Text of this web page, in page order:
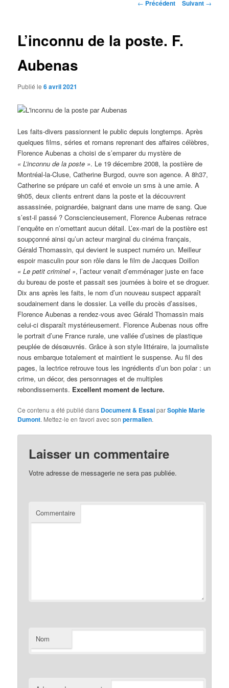
← Précédent Suivant →
L’inconnu de la poste. F.
Aubenas
Publié le6 avril 2021
Les faits-divers passionnent le public depuis longtemps. Après
quelques films, séries et romans reprenant des affaires célèbres,
Florence Aubenas a choisi de s’emparer du mystère de
« L’inconnu de la poste ». Le 19 décembre 2008, la postière de
Montréal-la-Cluse, Catherine Burgod, ouvre son agence. A 8h37,
Catherine se prépare un café et envoie un sms à une amie. A
9h05, deux clients entrent dans la poste et la découvrent
assassinée, poignardée, baignant dans une marre de sang. Que
s’est-il passé ? Consciencieusement, Florence Aubenas retrace
l’enquête en n’omettant aucun détail. L’ex-mari de la postière est
soupçonné ainsi qu’un acteur marginal du cinéma français,
Gérald Thomassin, qui devient le suspect numéro un. Meilleur
espoir masculin pour son rôle dans le film de Jacques Doillon
« Le petit criminel », l’acteur venait d’emménager juste en face
du bureau de poste et passait ses journées à boire et se droguer.
Dix ans après les faits, le nom d’un nouveau suspect apparaît
soudainement dans le dossier. La veille du procès d’assises,
Florence Aubenas a rendez-vous avec Gérald Thomassin mais
celui-ci disparaît mystérieusement. Florence Aubenas nous offre
le portrait d’une France rurale, une vallée d’usines de plastique
peuplée de désœuvrés. Grâce à son style littéraire, la journaliste
nous embarque totalement et maintient le suspense. Au fil des
pages, la lectrice retrouve tous les ingrédients d’un bon polar : un
crime, un décor, des personnages et de multiples
rebondissements. Excellent moment de lecture.
Ce contenu a été publié dans Document & EssaiparSophie Marie
Dumont. Mettez-le en favori avec sonpermalien.
Laisser un commentaire
Votre adresse de messagerie ne sera pas publiée.
Commentaire
Nom